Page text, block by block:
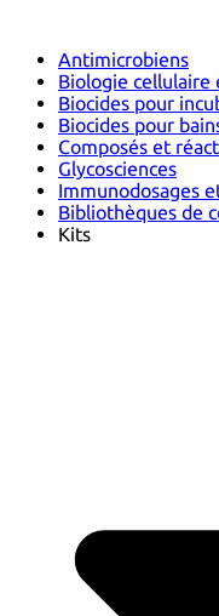
Antimicrobiens
Biologie cellulaire
Biocides pour
Biocides pour
Composés et
Glycosciences
Immunodosages
Bibliothèques de
Kits